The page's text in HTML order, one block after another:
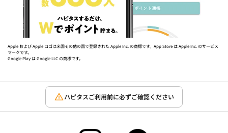
Apple および Apple ロゴは米国その他の国で登録された Apple Inc. の商標です。App Store は Apple Inc. のサービス
マークです。
Google Play は Google LLC の商標です。
ハピタスご利用前に必ずご確認ください